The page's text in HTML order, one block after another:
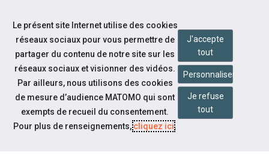
Aller au contenu
Notre actualité
FORUM DE L'EMPLOI "RÉUSSIR
Le présent site Internet utilise des cookies
réseaux sociaux pour vous permettre de
partager du contenu de notre site sur les
réseaux sociaux et visionner des vidéos.
Par ailleurs, nous utilisons des cookies
de mesure d’audience MATOMO qui sont
exempts de recueil du consentement.
Pour plus de renseignements,cliquez ici.
J'accepte
tout
Personnaliser
Je refuse
tout